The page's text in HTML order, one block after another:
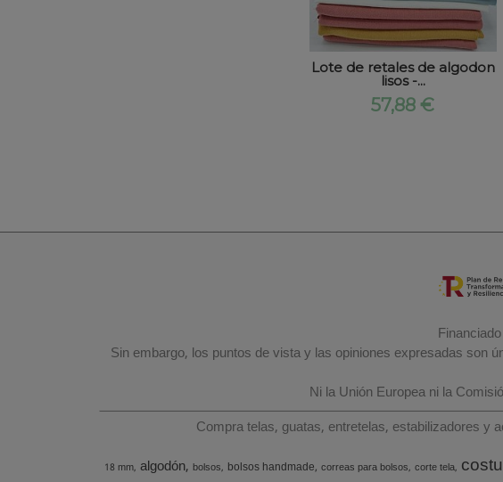
Lote de retales de algodon
lisos -...
57,88 €
Sin embargo, los puntos de vista y las opiniones expresadas son
Ni la Unión Europea ni la
Compra telas, guatas, entretelas, estabilizadores y
18 mm algodón bolsos bolsos handmade correas para bolsos corte tela